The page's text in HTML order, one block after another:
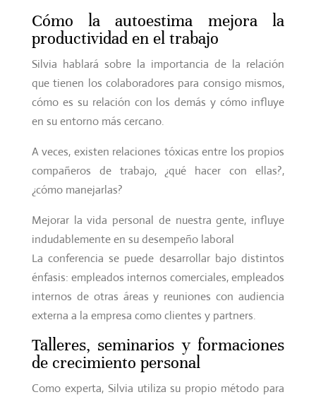
Cómo la autoestima mejora la
productividad en el trabajo
Silvia hablará sobre la importancia de la relación
que tienen los colaboradores para consigo mismos,
cómo es su relación con los demás y cómo influye
en su entorno más cercano.
A veces, existen relaciones tóxicas entre los propios
compañeros de trabajo, ¿qué hacer con ellas?,
¿cómo manejarlas?
Mejorar la vida personal de nuestra gente, influye
indudablemente en su desempeño laboral
La conferencia se puede desarrollar bajo distintos
énfasis: empleados internos comerciales, empleados
internos de otras áreas y reuniones con audiencia
externa a la empresa como clientes y partners.
Talleres, seminarios y formaciones
de crecimiento personal
Como experta, Silvia utiliza su propio método para